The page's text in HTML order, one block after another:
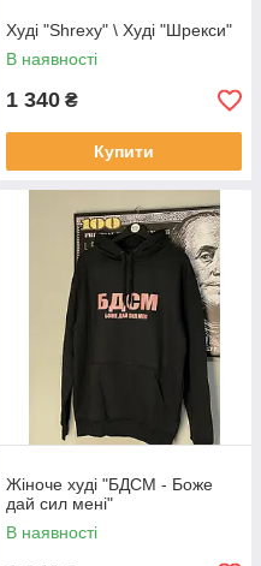
Худі "Shrexy" \ Худі "Шрекси"
В наявності
1 340 ₴
Купити
Жіноче худі "БДСМ - Боже
дай сил мені"
В наявності